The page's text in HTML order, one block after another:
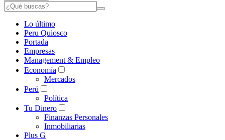
Lo último
Peru Quiosco
Portada
Empresas
Management & Empleo
Economía
Mercados
Perú
Política
Tu Dinero
Finanzas Personales
Inmobiliarias
Plus G